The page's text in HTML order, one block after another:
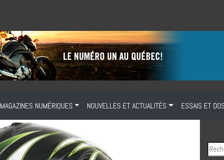
MAGAZINES NUMÉRIQUES NOUVELLES ET ACTUALITÉS ESSAIS ET